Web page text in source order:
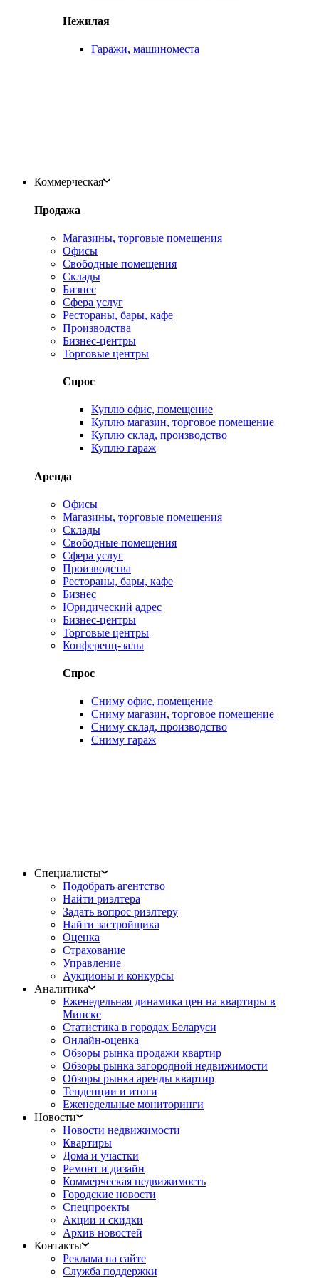
Нежилая
Гаражи, машиноместа
Коммерческая
Продажа
Магазины, торговые помещения
Офисы
Свободные помещения
Склады
Бизнес
Сфера услуг
Рестораны, бары, кафе
Производства
Бизнес-центры
Торговые центры
Спрос
Куплю офис, помещение
Куплю магазин, торговое помещение
Куплю склад, производство
Куплю гараж
Аренда
Офисы
Магазины, торговые помещения
Склады
Свободные помещения
Сфера услуг
Производства
Рестораны, бары, кафе
Бизнес
Юридический адрес
Бизнес-центры
Торговые центры
Конференц-залы
Спрос
Сниму офис, помещение
Сниму магазин, торговое помещение
Сниму склад, производство
Сниму гараж
Специалисты
Подобрать агентство
Найти риэлтера
Задать вопрос риэлтеру
Найти застройщика
Оценка
Страхование
Управление
Аукционы и конкурсы
Аналитика
Еженедельная динамика цен на квартиры в
Минске
Статистика в городах Беларуси
Онлайн-оценка
Обзоры рынка продажи квартир
Обзоры рынка загородной недвижимости
Обзоры рынка аренды квартир
Тенденции и итоги
Еженедельные мониторинги
Новости
Новости недвижимости
Квартиры
Дома и участки
Ремонт и дизайн
Коммерческая недвижимость
Городские новости
Спецпроекты
Акции и скидки
Архив новостей
Контакты
Реклама на сайте
Служба поддержки